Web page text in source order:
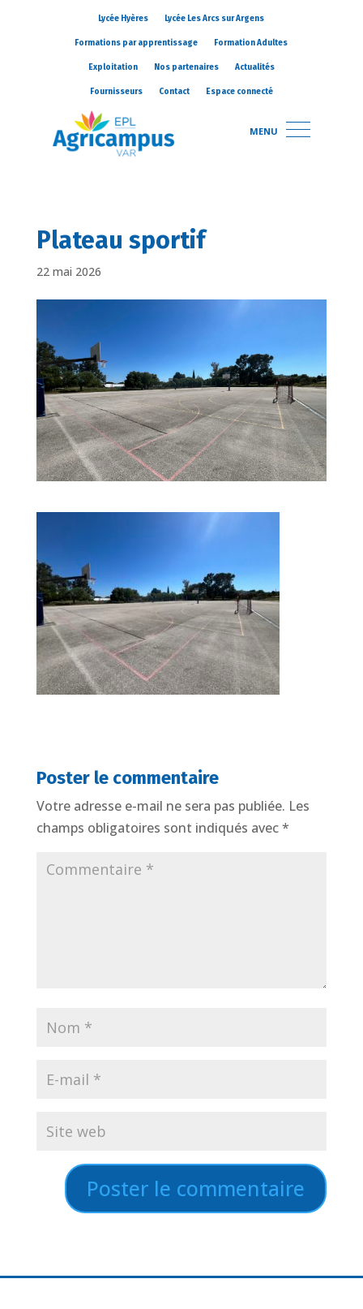
Lycée Hyères Lycée Les Arcs sur Argens
Formations par apprentissage Formation Adultes
Exploitation Nos partenaires Actualités
Fournisseurs Contact Espace connecté
MENU
Plateau sportif
22 mai 2026
Poster le commentaire
Votre adresse e-mail ne sera pas publiée. Les
champs obligatoires sont indiqués avec*